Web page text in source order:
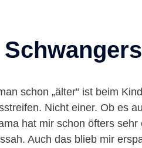
schon „älter“ ist beim
Nicht einer. Ob es
hat mir schon öfters
Auch das blieb mir